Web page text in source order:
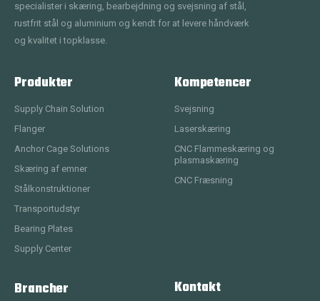
specialister i skæring, bearbejdning og svejsning af stål,
rustfrit stål og aluminium og kendt for at levere håndværk
og kvalitet i topklasse.
Produkter
Supply Chain Solution
Flanger
Anchor Cage Solutions
Skæring af emner
Stålkonstruktioner
Transportudstyr
Bearing Plates
Supply Center
Kompetencer
Svejsning
Laserskæring
CNC Flammeskæring og
plasmaskæring
CNC Fræsning
Brancher Kontakt